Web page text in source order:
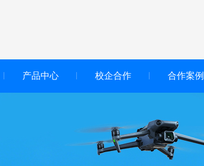
产品中心
智慧交互显示大屏
无人机基础飞行模拟仿真教学
校企合作 合作案例